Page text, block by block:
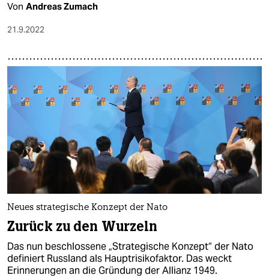
Von Andreas Zumach
21.9.2022
Neues strategische Konzept der Nato
Zurück zu den Wurzeln
Das nun beschlossene „Strategische Konzept“ der Nato
definiert Russland als Hauptrisikofaktor. Das weckt
Erinnerungen an die Gründung der Allianz 1949.